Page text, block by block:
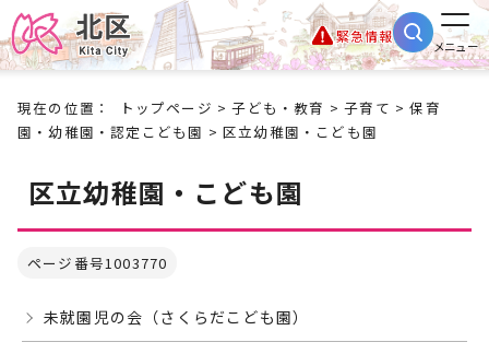
緊急情報
メニュー
現在の位置： トップページ >子ども・教育 >子育て >保育
園・幼稚園・認定こども園 > 区立幼稚園・こども園
区立幼稚園・こども園
ページ番号1003770
未就園児の会（さくらだこども園）